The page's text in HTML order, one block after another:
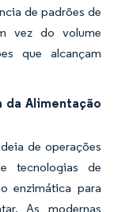
de padrões de
vez do volume
que alcançam
da Alimentação
de operações
tecnologias de
enzimática para
As modernas